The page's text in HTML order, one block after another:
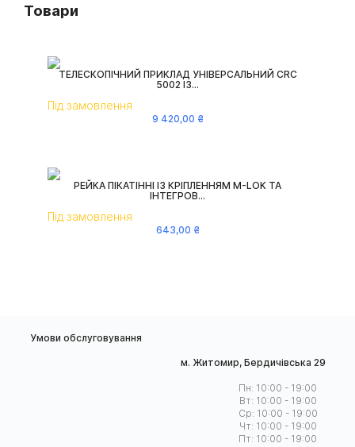
Товари
ТЕЛЕСКОПІЧНИЙ ПРИКЛАД УНІВЕРСАЛЬНИЙ CRC
5002 ІЗ...
Під замовлення
9 420,00 ₴
РЕЙКА ПІКАТІННІ ІЗ КРІПЛЕННЯМ M-LOK ТА
ІНТЕГРОВ...
Під замовлення
643,00 ₴
Умови обслуговування
м. Житомир, Бердичівська 29
Пн: 10:00 - 19:00
Вт: 10:00 - 19:00
Ср: 10:00 - 19:00
Чт: 10:00 - 19:00
Пт: 10:00 - 19:00